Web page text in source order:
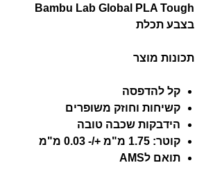
Bambu Lab Global PLA Tough
בצבע תכלת
תכונות מוצר
קל להדפסה
קשיחות וחוזק משופרים
הידבקות שכבה טובה
קוטר: 1.75 מ"מ +/- 0.03 מ"מ
תואם לAMS